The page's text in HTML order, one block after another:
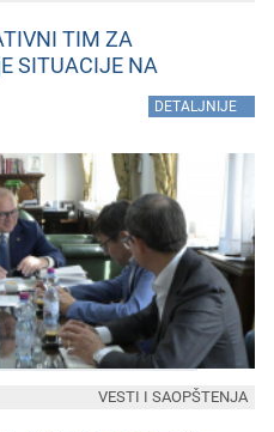
TIM ZA
SITUACIJE NA
DETALJNIJE
VESTI I SAOPŠTENJA